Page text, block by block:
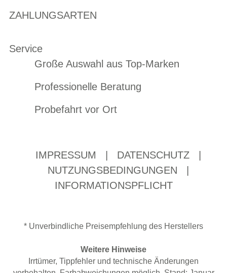
ZAHLUNGSARTEN
Service
Große Auswahl aus Top-Marken
Professionelle Beratung
Probefahrt vor Ort
IMPRESSUM DATENSCHUTZ
NUTZUNGSBEDINGUNGEN
INFORMATIONSPFLICHT
* Unverbindliche Preisempfehlung des Herstellers
Weitere Hinweise
Irrtümer, Tippfehler und technische Änderungen